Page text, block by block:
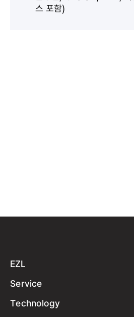
스 포함)
EZL
Service
Technology